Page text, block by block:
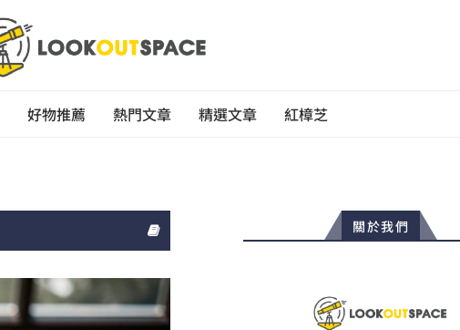
好物推薦 熱門文章 精選文章 紅樟芝
關於我們